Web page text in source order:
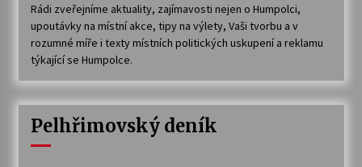
Rádi zveřejníme aktuality, zajímavosti nejen o Humpolci,
upoutávky na místní akce, tipy na výlety, Vaši tvorbu a v
rozumné míře i texty místních politických uskupení a reklamu
týkající se Humpolce.
Pelhřimovský deník